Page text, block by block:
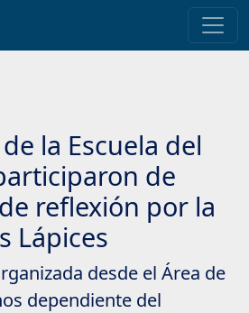
la Escuela del
de
reflexión por la
Lápices
desde el Área de
dependiente del